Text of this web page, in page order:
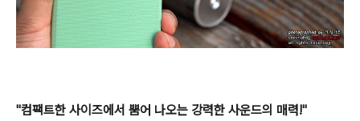
"컴팩트한 사이즈에서 뿜어 나오는 강력한 사운드의 매력!"